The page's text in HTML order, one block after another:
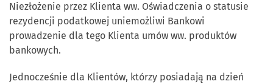
Niezłożenie przez Klienta ww. Oświadczenia o statusie
rezydencji podatkowej uniemożliwi Bankowi
prowadzenie dla tego Klienta umów ww. produktów
bankowych.
Jednocześnie dla Klientów, którzy posiadają na dzień